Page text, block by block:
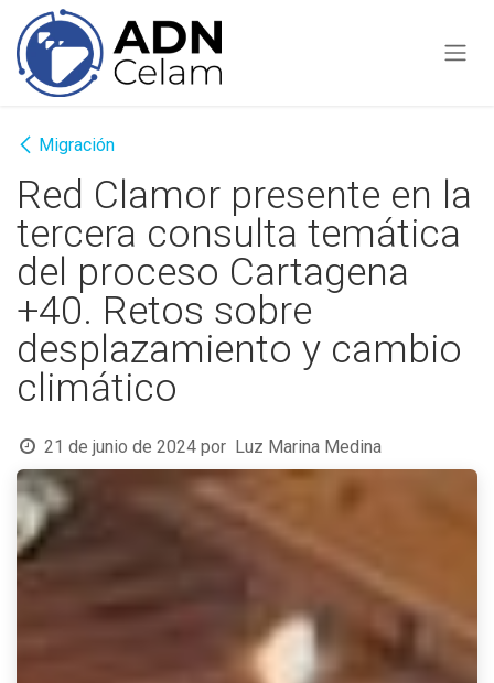
Ir al contenido
Migración
Red Clamor presente en la
tercera consulta temática
del proceso Cartagena
+40. Retos sobre
desplazamiento y cambio
climático
21 de junio de 2024 por Luz Marina Medina